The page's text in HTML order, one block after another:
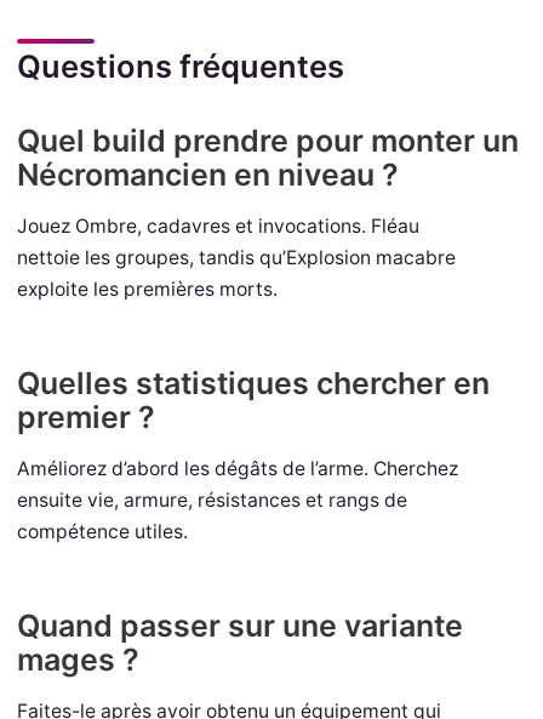
Questions fréquentes
Quel build prendre pour monter un
Nécromancien en niveau ?
Jouez Ombre, cadavres et invocations. Fléau
nettoie les groupes, tandis qu’Explosion macabre
exploite les premières morts.
Quelles statistiques chercher en
premier ?
Améliorez d’abord les dégâts de l’arme. Cherchez
ensuite vie, armure, résistances et rangs de
compétence utiles.
Quand passer sur une variante
mages ?
Faites-le après avoir obtenu un équipement qui